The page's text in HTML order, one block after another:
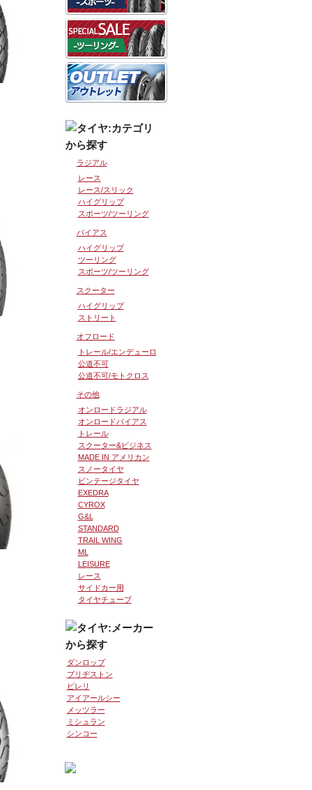
ラジアル
レース
レース/スリック
ハイグリップ
スポーツ/ツーリング
バイアス
ハイグリップ
ツーリング
スポーツ/ツーリング
スクーター
ハイグリップ
ストリート
オフロード
トレール/エンデューロ
公道不可
公道不可/モトクロス
その他
オンロードラジアル
オンロードバイアス
トレール
スクーター&ビジネス
MADE IN アメリカン
スノータイヤ
ビンテージタイヤ
EXEDRA
CYROX
G&L
STANDARD
TRAIL WING
ML
LEISURE
レース
サイドカー用
タイヤチューブ
ダンロップ
ブリヂストン
ピレリ
アイアールシー
メッツラー
ミシュラン
シンコー